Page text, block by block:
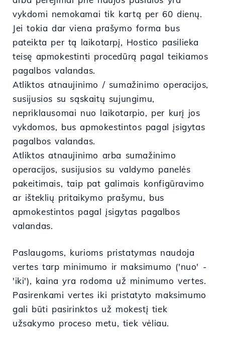
vykdomi nemokamai tik kartą per 60 dienų.
Jei tokia dar viena prašymo forma bus
pateikta per tą laikotarpį, Hostico pasilieka
teisę apmokestinti procedūrą pagal teikiamos
pagalbos valandas.
Atliktos atnaujinimo / sumažinimo operacijos,
susijusios su sąskaitų sujungimu,
nepriklausomai nuo laikotarpio, per kurį jos
vykdomos, bus apmokestintos pagal įsigytas
pagalbos valandas.
Atliktos atnaujinimo arba sumažinimo
operacijos, susijusios su valdymo panelės
pakeitimais, taip pat galimais konfigūravimo
ar išteklių pritaikymo prašymu, bus
apmokestintos pagal įsigytas pagalbos
valandas.
Paslaugoms, kurioms pristatymas naudoja
vertes tarp minimumo ir maksimumo ('nuo' -
'iki'), kaina yra rodoma už minimumo vertes.
Pasirenkami vertes iki pristatyto maksimumo
gali būti pasirinktos už mokestį tiek
užsakymo proceso metu, tiek vėliau.